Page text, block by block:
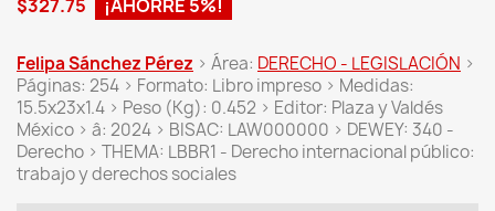
$327.75
¡AHORRE 5%!
Felipa Sánchez Pérez > Área: DERECHO - LEGISLACIÓN >
Páginas: 254 > Formato: Libro impreso > Medidas:
15.5x23x1.4 > Peso (Kg): 0.452 > Editor: Plaza y Valdés
México > â: 2024 > BISAC: LAW000000 > DEWEY: 340 -
Derecho > THEMA: LBBR1 - Derecho internacional público:
trabajo y derechos sociales